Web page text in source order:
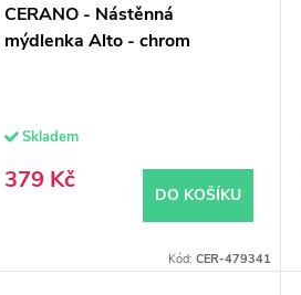
CERANO - Nástěnná
mýdlenka Alto - chrom
Skladem
379 Kč
DO KOŠÍKU
Kód:CER-479341